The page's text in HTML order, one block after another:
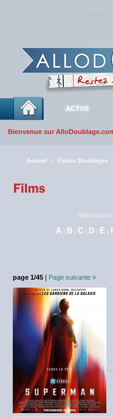
ACTUS
Bienvenue sur
Accueil > Fiches Doublages
A | B | C | D | E |
page 1/45 | Page suivante »